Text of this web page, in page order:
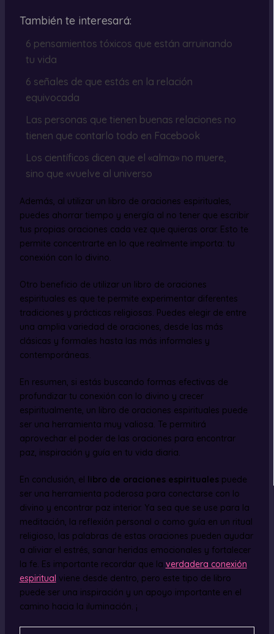
También te interesará:
6 pensamientos tóxicos que están arruinando
tu vida
6 señales de que estás en la relación
equivocada
Las personas que tienen buenas relaciones no
tienen que contarlo todo en Facebook
Los científicos dicen que el «alma» no muere,
sino que «vuelve al universo
Además, al utilizar un libro de oraciones espirituales,
puedes ahorrar tiempo y energía al no tener que escribir
tus propias oraciones cada vez que quieras orar. Esto te
permite concentrarte en lo que realmente importa: tu
conexión con lo divino.
Otro beneficio de utilizar un libro de oraciones
espirituales es que te permite experimentar diferentes
tradiciones y prácticas religiosas. Puedes elegir de entre
una amplia variedad de oraciones, desde las más
clásicas y formales hasta las más informales y
contemporáneas.
En resumen, si estás buscando formas efectivas de
profundizar tu conexión con lo divino y crecer
espiritualmente, un libro de oraciones espirituales puede
ser una herramienta muy valiosa. Te permitirá
aprovechar el poder de las oraciones para encontrar
paz, inspiración y guía en tu vida diaria.
En conclusión, el libro de oraciones espiritualespuede
ser una herramienta poderosa para conectarse con lo
divino y encontrar paz interior. Ya sea que se use para la
meditación, la reflexión personal o como guía en un ritual
religioso, las palabras de estas oraciones pueden ayudar
a aliviar el estrés, sanar heridas emocionales y fortalecer
la fe. Es importante recordar que la verdadera conexión
espiritual viene desde dentro, pero este tipo de libro
puede ser una inspiración y un apoyo importante en el
camino hacia la iluminación. ¡